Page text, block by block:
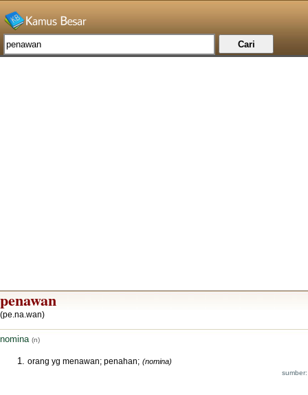
penawan
(pe.na.wan)
nomina (n)
orang yg menawan; penahan; (nomina)